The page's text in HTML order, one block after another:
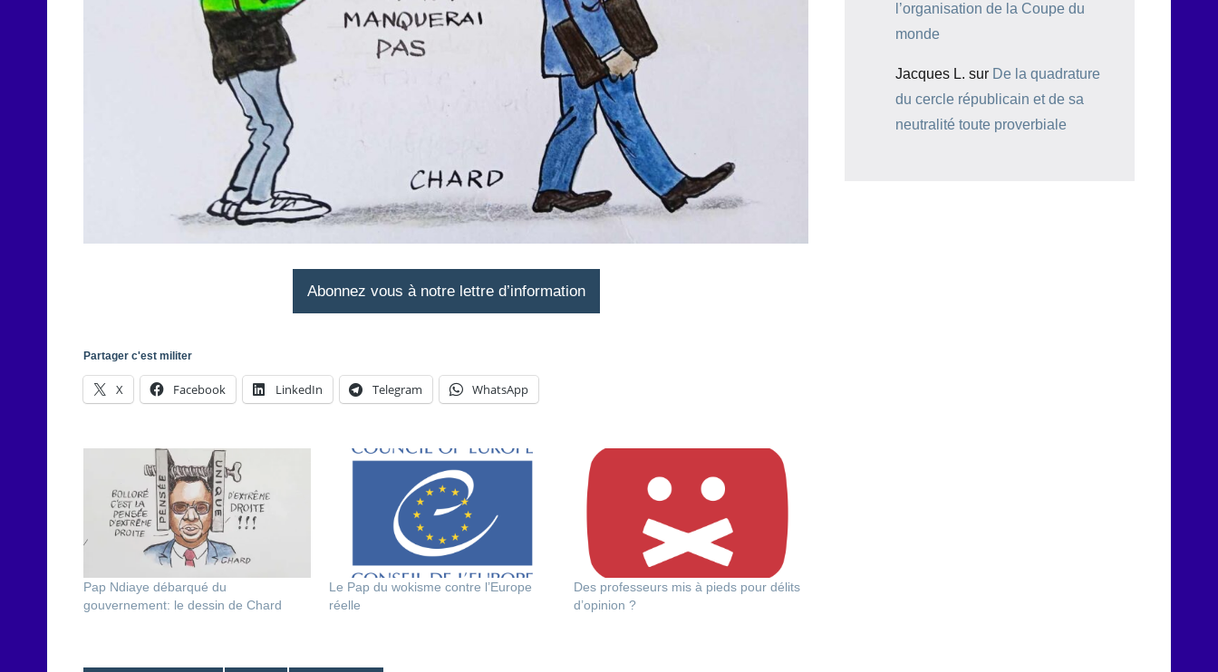
Abonnez vous à notre lettre d’information
Partager c'est militer
X Facebook LinkedIn Telegram WhatsApp
Pap Ndiaye débarqué du
gouvernement: le dessin de Chard
Le Pap du wokisme contre l’Europe
réelle
Des professeurs mis à pieds pour délits
d’opinion ?
l’organisation de la Coupe du
monde
Jacques L. sur De la quadrature
du cercle républicain et de sa
neutralité toute proverbiale